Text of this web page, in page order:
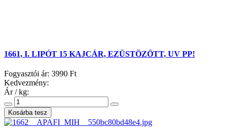
1661, I. LIPÓT 15 KAJCÁR, EZÜSTÖZÖTT, UV PP!
Fogyasztói ár: 3990 Ft
Kedvezmény:
Ár / kg: